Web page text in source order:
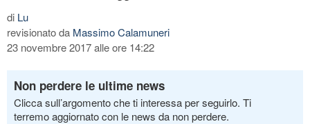
di Lu
revisionato da Massimo Calamuneri
23 novembre 2017 alle ore 14:22
Non perdere le ultime news
Clicca sull’argomento che ti interessa per seguirlo. Ti
terremo aggiornato con le news da non perdere.